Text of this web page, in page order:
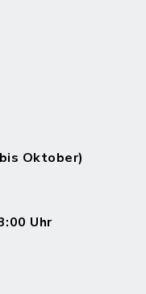
Oktober)
Uhr